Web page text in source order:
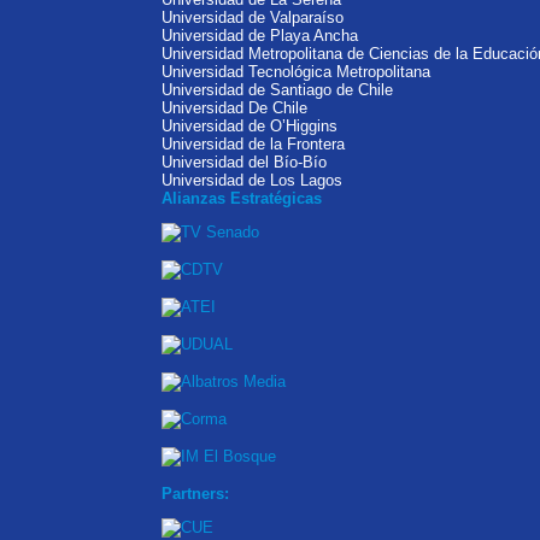
Universidad de Valparaíso
Universidad de Playa Ancha
Universidad Metropolitana de Ciencias de la
Universidad Tecnológica Metropolitana
Universidad de Santiago de Chile
Universidad De Chile
Universidad de O’Higgins
Universidad de la Frontera
Universidad del Bío-Bío
Universidad de Los Lagos
Alianzas Estratégicas
Partners: